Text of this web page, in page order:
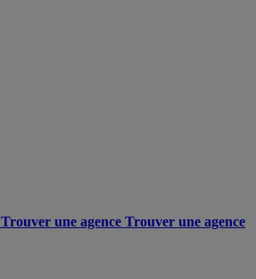
Trouver une agence Trouver une agence